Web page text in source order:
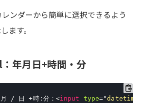
ンダーから簡単に選択できるよう
ます。
年月日+時間・分
/ 日 +時:分： <input type="